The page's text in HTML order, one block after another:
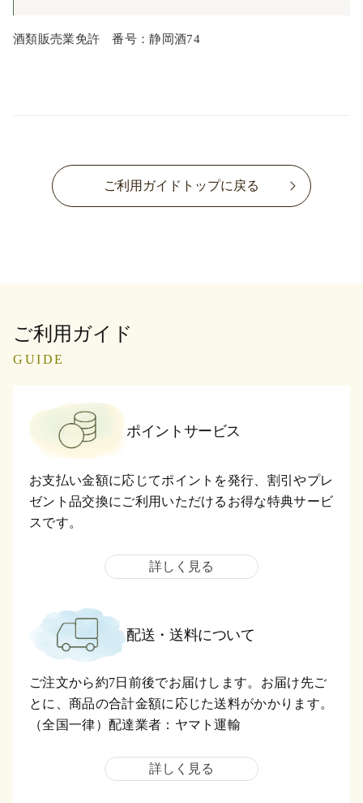
酒類販売業免許 番号：静岡酒74
ご利用ガイドトップに戻る
ご利用ガイド
GUIDE
ポイントサービス
お支払い金額に応じてポイントを発行、割引やプレ
ゼント品交換にご利用いただけるお得な特典サービ
スです。
詳しく見る
配送・送料について
ご注文から約7日前後でお届けします。お届け先ご
とに、商品の合計金額に応じた送料がかかります。
（全国一律）配達業者：ヤマト運輸
詳しく見る